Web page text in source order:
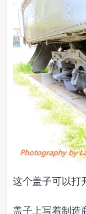
这个盖子可以打
盖子上写着制